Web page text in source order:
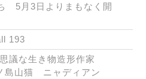
5月3日よりまもなく開
193
議な生き物造形作家
島山猫 ニャディアン